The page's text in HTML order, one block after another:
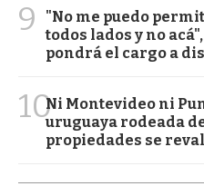
9
"No me puedo
todos lados y no
pondrá el cargo a
10Ni Montevideo ni
uruguaya rodeada
propiedades se